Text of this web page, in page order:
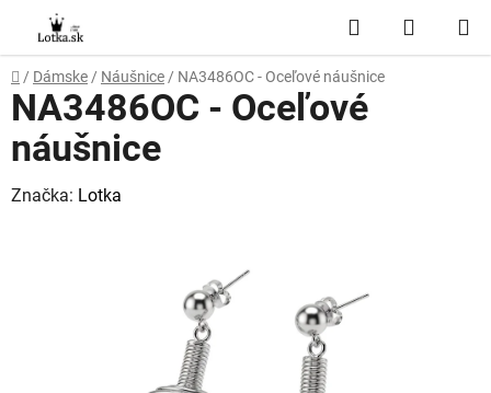
obsah
Hľadať
KOŠÍK
Domov
/ Dámske / Náušnice / NA3486OC - Oceľové náušnice
NA3486OC - Oceľové
náušnice
Značka: Lotka